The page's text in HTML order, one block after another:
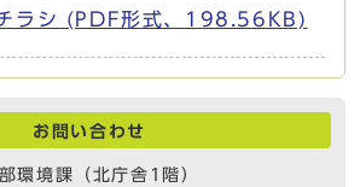
ラシ (PDF形式、198.56KB)
お問い合わせ
環境課（北庁舎1階）